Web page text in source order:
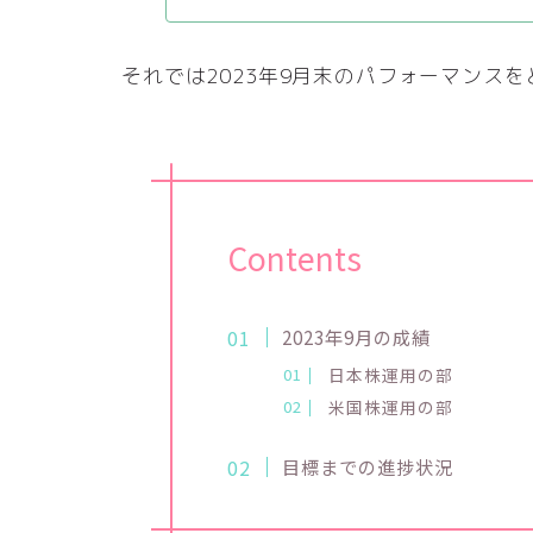
それでは2023年9月末のパフォーマンスを
Contents
2023年9月の成績
日本株運用の部
米国株運用の部
目標までの進捗状況